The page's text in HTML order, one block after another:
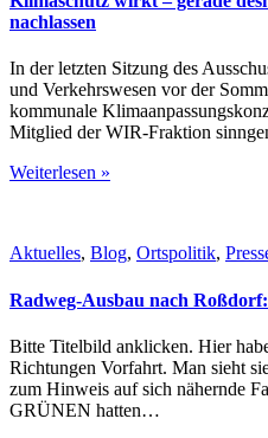
nachlassen
In der letzten Sitzung des
und Verkehrswesen vor der
kommunale
Mitglied der WIR-Fraktion
Weiterlesen »
Aktuelles, Blog, Ortspolitik,
Radweg-Ausbau nach
Bitte Titelbild anklicken. Hier
Richtungen Vorfahrt. Man sieht
zum Hinweis auf sich nähernde
GRÜNEN hatten…